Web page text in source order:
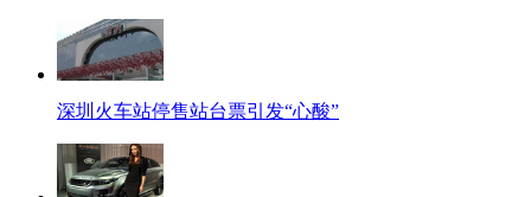
深圳火车站停售站台票引发“心酸”